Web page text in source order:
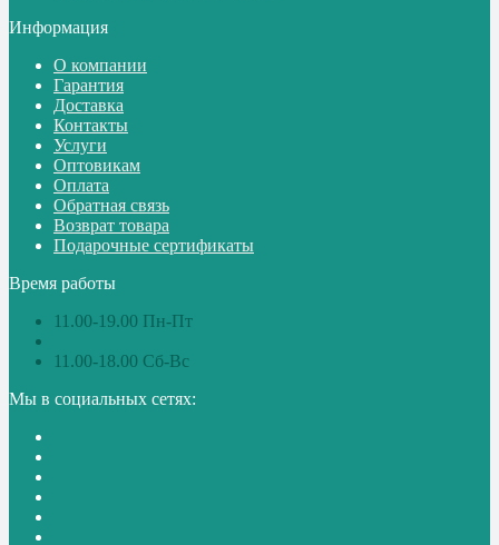
Информация
О компании
Гарантия
Доставка
Контакты
Услуги
Оптовикам
Оплата
Обратная связь
Возврат товара
Подарочные сертификаты
Время работы
11.00-19.00 Пн-Пт
11.00-18.00 Сб-Вс
Мы в социальных сетях: